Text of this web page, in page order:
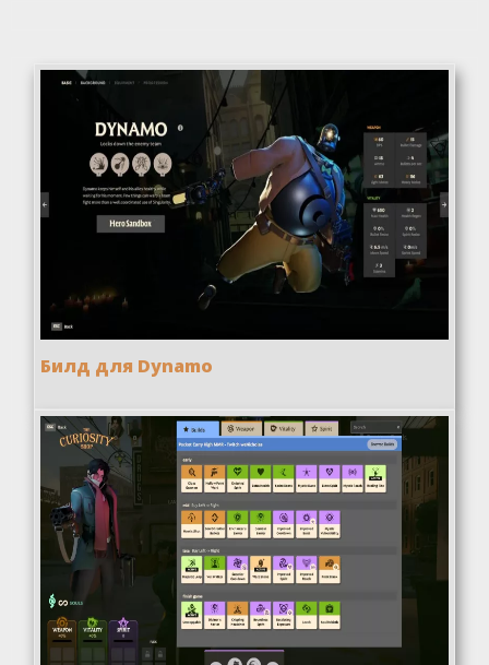
Билд для Dynamo